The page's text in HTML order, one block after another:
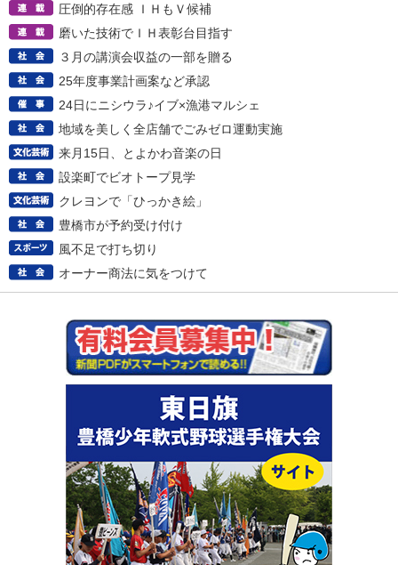
圧倒的存在感 ＩＨもＶ候補
磨いた技術でＩＨ表彰台目指す
３月の講演会収益の一部を贈る
25年度事業計画案など承認
24日にニシウラ♪イブ×漁港マルシェ
地域を美しく全店舗でごみゼロ運動実施
来月15日、とよかわ音楽の日
設楽町でビオトープ見学
クレヨンで「ひっかき絵」
豊橋市が予約受け付け
風不足で打ち切り
オーナー商法に気をつけて